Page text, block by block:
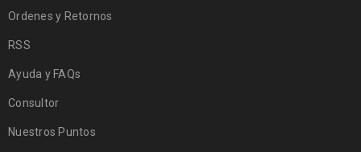
Ordenes y Retornos
RSS
Ayuda y FAQs
Consultor
Nuestros Puntos